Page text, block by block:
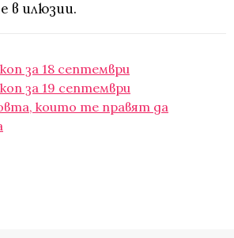
в илюзии.
за 18 септември
за 19 септември
които те правят да